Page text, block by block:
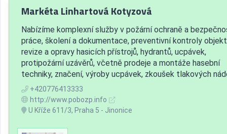
Markéta Linhartová Kotyzová
Nabízíme komplexní služby v požární ochraně a
práce, školení a dokumentace, preventivní kontroly
revize a opravy hasicích přístrojů, hydrantů, ucpávek,
protipožární uzávěrů, včetně prodeje a montáže hasební
techniky, značení, výroby ucpávek, zkoušek tlakových
+420776413333
http://www.pobozp.info
U Kříže 611/3, Praha 5 - Jinonice